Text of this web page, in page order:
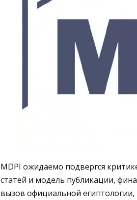
MDPI ожидаемо подвергся
статей и модель публикации,
вызов официальной